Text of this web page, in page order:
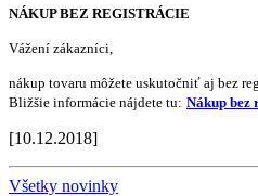
NÁKUP BEZ REGISTRÁCIE
Vážení zákazníci,
nákup tovaru môžete uskutočniť aj bez
Bližšie informácie nájdete tu: Nákup bez
[10.12.2018]
Všetky novinky